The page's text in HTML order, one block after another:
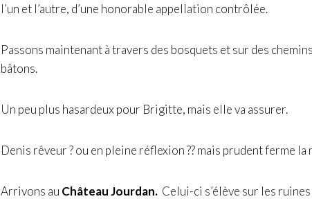
l’un et l’autre, d’une honorable appellation contrôlée.
Passons maintenant à travers des bosquets et sur des
bâtons.
Un peu plus hasardeux pour Brigitte, mais elle va assurer.
Denis rêveur ? ou en pleine réflexion ?? mais prudent ferme la
Arrivons au Château Jourdan. Celui-ci s’élève sur les